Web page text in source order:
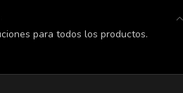
para todos los productos.